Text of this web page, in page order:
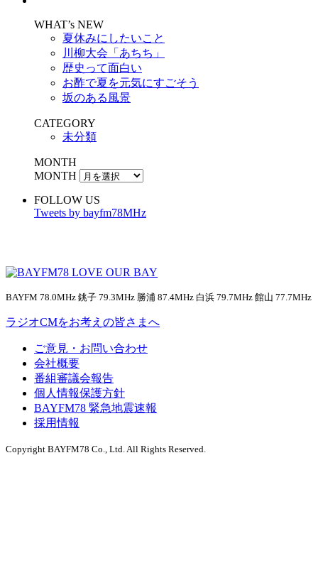
WHAT’s NEW
夏休みにしたいこと
川柳大会「あちち」
歴史って面白い
お酢で夏を元気にすごそう
坂のある風景
CATEGORY
未分類
MONTH
MONTH
FOLLOW US
Tweets by bayfm78MHz
BAYFM 78.0MHz 銚子 79.3MHz 勝浦 87.4MHz 白浜 79.7MHz 館山 77.7MHz
ラジオCMをお考えの皆さまへ
ご意見・お問い合わせ
会社概要
番組審議会報告
個人情報保護方針
BAYFM78 緊急地震速報
採用情報
Copyright BAYFM78 Co., Ltd. All Rights Reserved.